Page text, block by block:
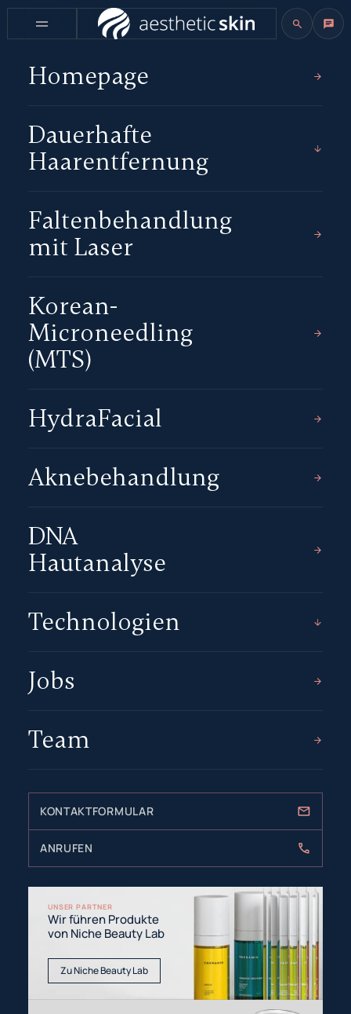
Homepage
Dauerhafte
Haarentfernung
Faltenbehandlung
mit Laser
Korean-
Microneedling
(MTS)
HydraFacial
Aknebehandlung
DNA
Hautanalyse
Technologien
Jobs
Team
KONTAKTFORMULAR
ANRUFEN
UNSER PARTNER
Wir führen Produkte
von Niche Beauty Lab
Zu Niche Beauty Lab